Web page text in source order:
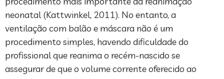
neonatal (Kattwinkel, 2011). No entanto, a
ventilação com balão e máscara não é um
procedimento simples, havendo dificuldade do
profissional que reanima o recém-nascido se
assegurar de que o volume corrente oferecido ao